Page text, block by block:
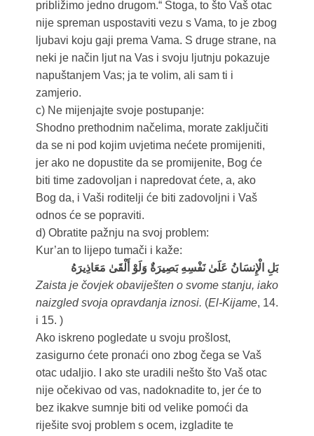
približimo jedno drugom.“ Stoga, to što Vaš otac
nije spreman uspostaviti vezu s Vama, to je zbog
ljubavi koju gaji prema Vama. S druge strane, na
neki je način ljut na Vas i svoju ljutnju pokazuje
napuštanjem Vas; ja te volim, ali sam ti i
zamjerio.
c) Ne mijenjajte svoje postupanje:
Shodno prethodnim načelima, morate zaključiti
da se ni pod kojim uvjetima nećete promijeniti,
jer ako ne dopustite da se promijenite, Bog će
biti time zadovoljan i napredovat ćete, a, ako
Bog da, i Vaši roditelji će biti zadovoljni i Vaš
odnos će se popraviti.
d) Obratite pažnju na svoj problem:
Kur’an to lijepo tumači i kaže:
بَلِ الْإِنسَانُ عَلَىٰ نَفْسِهِ بَصِيرَةٌ وَلَوْ أَلْقَىٰ مَعَاذِيرَهُ
Zaista je čovjek obaviješten o svome stanju, iako
naizgled svoja opravdanja iznosi. (El-Kijame, 14.
i 15. )
Ako iskreno pogledate u svoju prošlost,
zasigurno ćete pronaći ono zbog čega se Vaš
otac udaljio. I ako ste uradili nešto što Vaš otac
nije očekivao od vas, nadoknadite to, jer će to
bez ikakve sumnje biti od velike pomoći da
riješite svoj problem s ocem, izgladite te